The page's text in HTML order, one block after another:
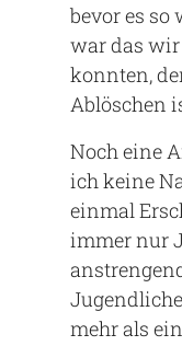
bevor es
war das wir
konnten,
Ablöschen
Noch eine
ich keine
einmal
immer nur
mehr als